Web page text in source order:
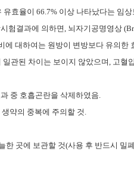
유효율이 66.7% 이상 나타났다는 임
험결과에 의하면 뇌자기공명영상
에 대하여는 원방이 변방보다 유의한
관된 차이는 보이지 않았으며
고혈
중 호흡곤란을 삭제하였음
약의 중복에 주의할 것
한 곳에 보관할 것(사용 후 반드시 밀